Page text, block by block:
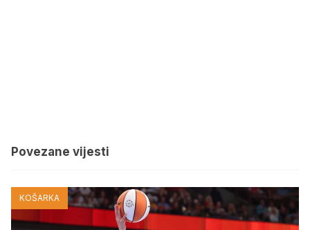
Povezane vijesti
KOŠARKA